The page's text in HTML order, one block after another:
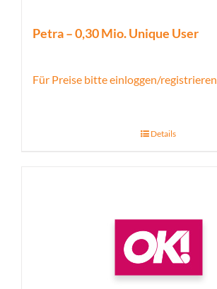
Petra – 0,30 Mio. Unique User
Für Preise bitte einloggen/registrieren
Details